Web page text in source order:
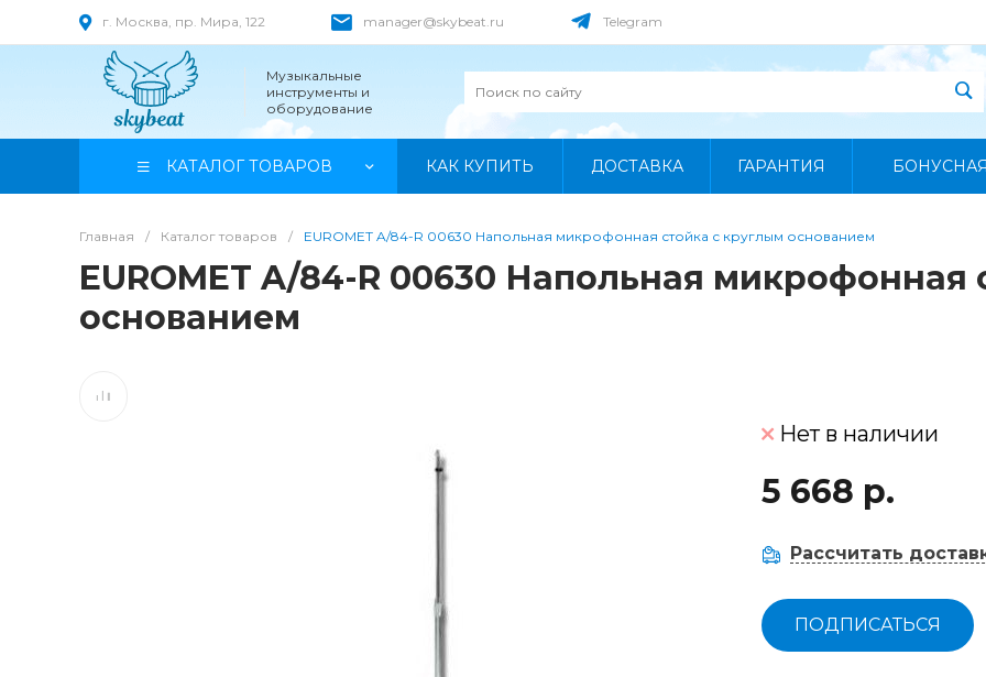
г. Москва, пр. Мира, 122 manager@skybeat.ru Telegram
Музыкальные
инструменты и
оборудование
КАТАЛОГ ТОВАРОВ КАК КУПИТЬ ДОСТАВКА ГАРАНТИЯ
Главная / Каталог товаров / EUROMET A/84-R 00630 Напольная микрофонная стойка с круглым основанием
EUROMET A/84-R 00630 Напольная микрофонная
основанием
Нет в наличии
5 668 р.
Рассчитать
ПОДПИСАТЬСЯ